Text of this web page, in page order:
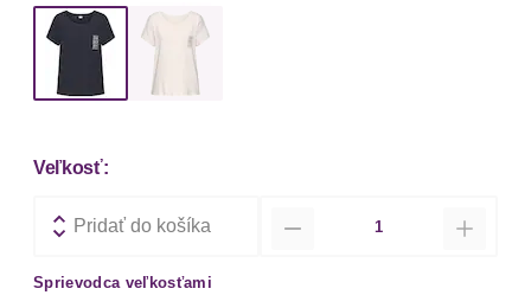
Veľkosť:
Pridať do košíka
Sprievodca veľkosťami